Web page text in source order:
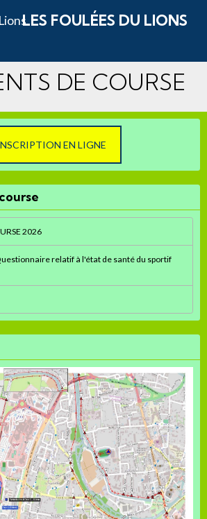
LES FOULÉES DU LIONS
DE COURSE
EN LIGNE
2026
relatif à l'état de santé du sportif